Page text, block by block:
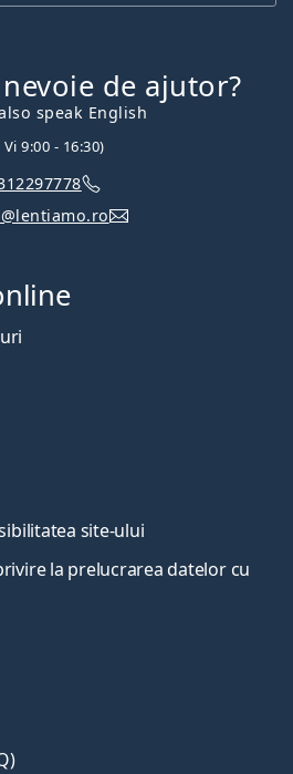
de ajutor?
speak English
9:00 - 16:30)
site-ului
la prelucrarea datelor cu